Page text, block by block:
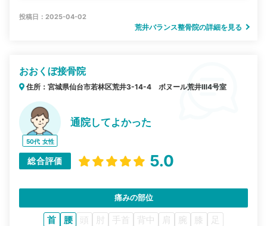
投稿日：2025-04-02
荒井バランス整骨院の詳細を見る
おおくぼ接骨院
住所：宮城県仙台市若林区荒井3-14-4 ボヌール荒井Ⅲ4号室
50代 女性
通院してよかった
総合評価 5.0
痛みの部位
首 腰 頭 肘 手首 背中 肩 腕 膝 足